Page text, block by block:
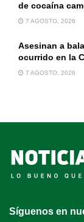
de cocaína
7 AGOSTO, 2026
Asesinan a
ocurrido en la
7 AGOSTO, 2026
Síguenos en